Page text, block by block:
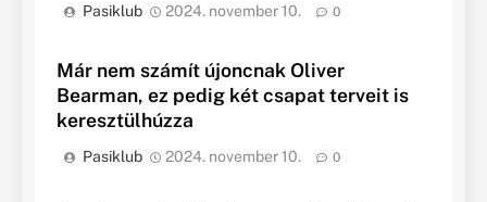
Pasiklub 2024. november 10. 0
Már nem számít újoncnak Oliver
Bearman, ez pedig két csapat terveit is
keresztülhúzza
Pasiklub 2024. november 10. 0